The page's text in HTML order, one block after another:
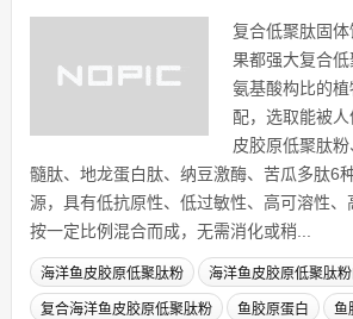
复合低聚肽固
果都强大复合
氨基酸构比的
配，选取能被
皮胶原低聚肽
髓肽、地龙蛋白肽、纳豆激酶、苦瓜多肽6
源，具有低抗原性、低过敏性、高可溶性、
按一定比例混合而成，无需消化或稍...
海洋鱼皮胶原低聚肽粉 海洋鱼皮胶原低聚肽
复合海洋鱼皮胶原低聚肽粉 鱼胶原蛋白 鱼